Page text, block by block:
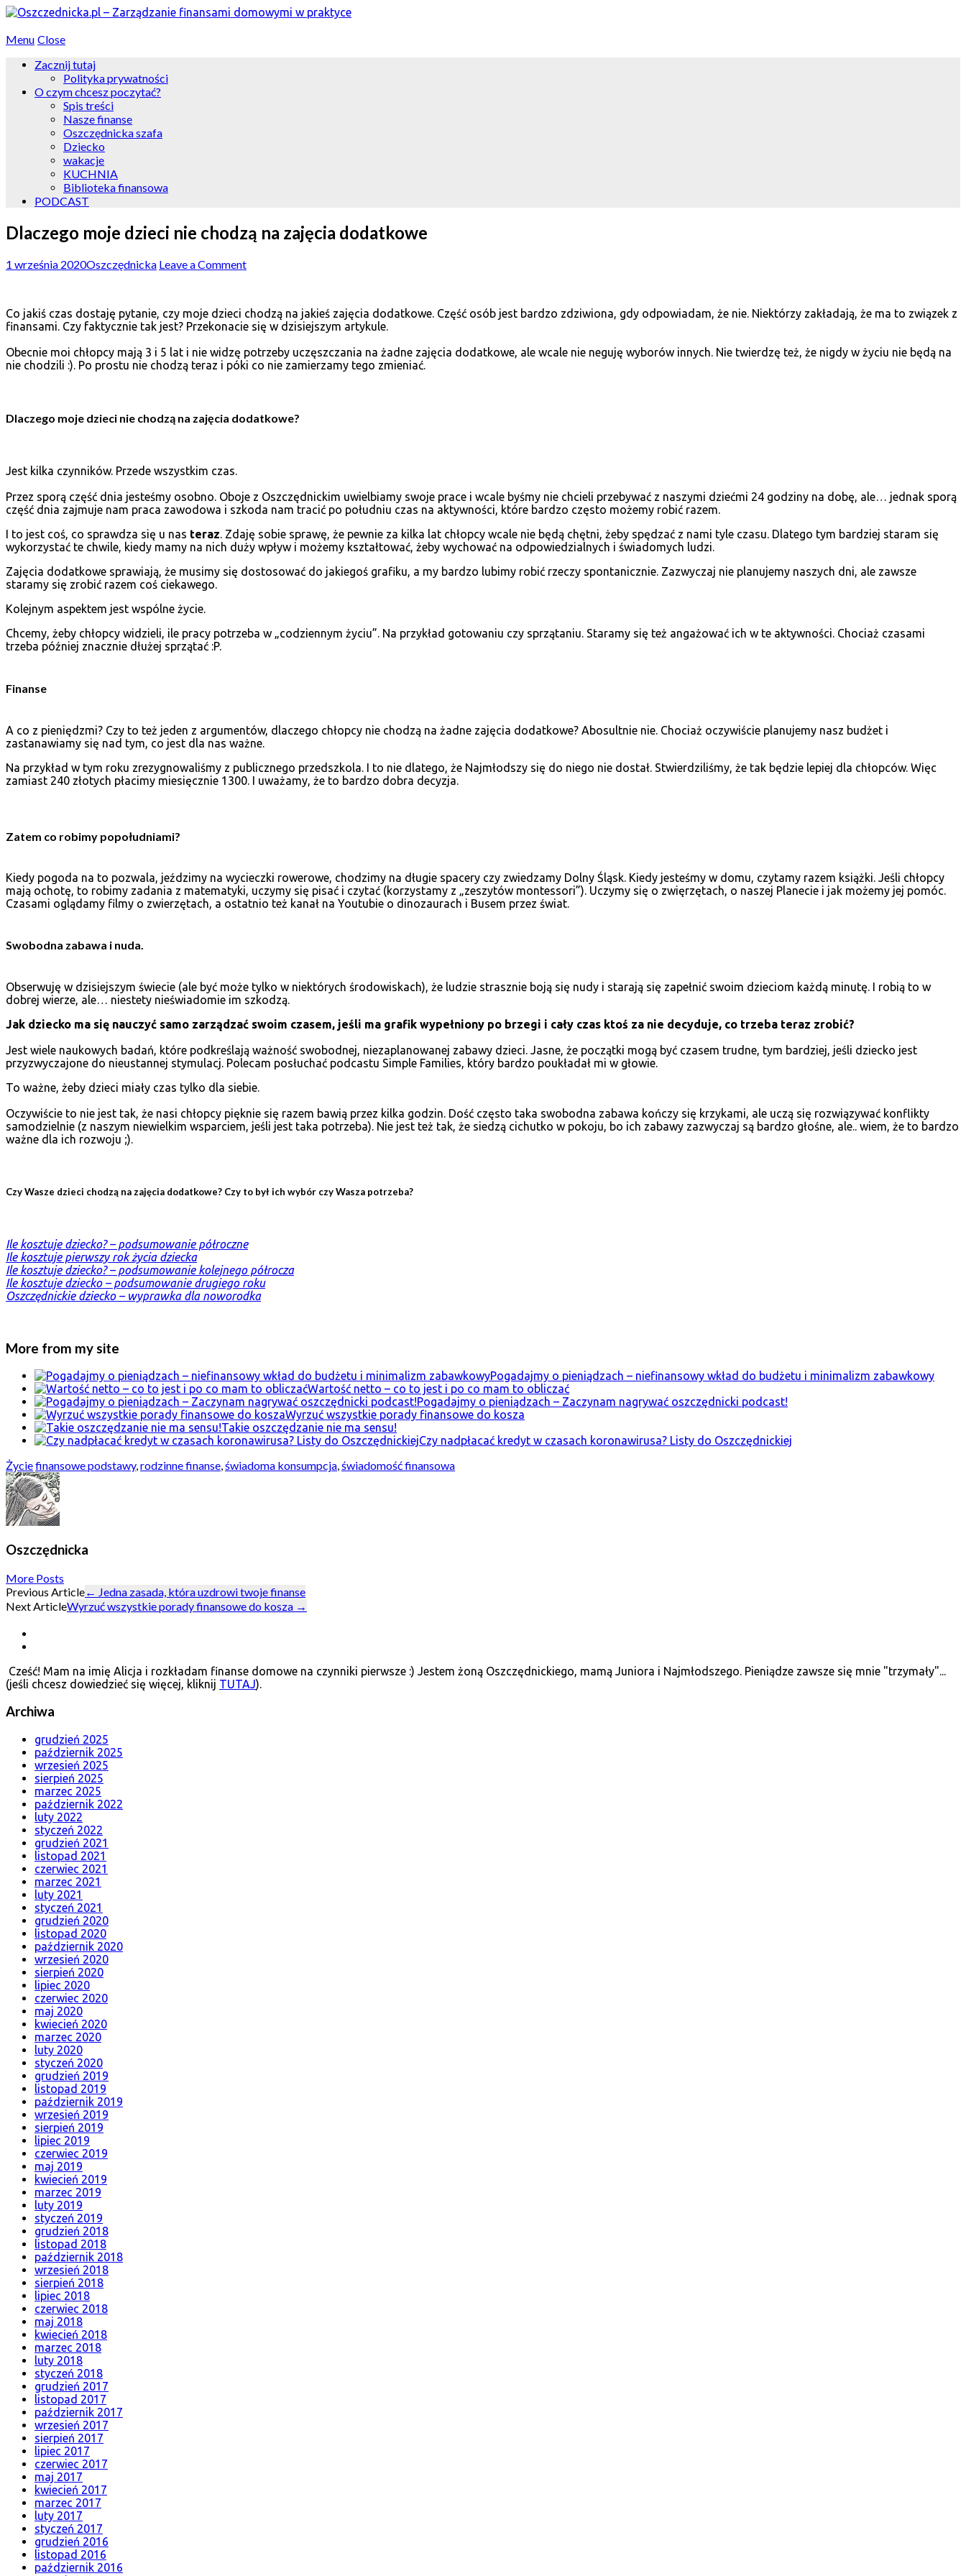
Menu Close
Zacznij tutaj
Polityka prywatności
O czym chcesz poczytać?
Spis treści
Nasze finanse
Oszczędnicka szafa
Dziecko
wakacje
KUCHNIA
Biblioteka finansowa
PODCAST
Dlaczego moje dzieci nie chodzą na zajęcia dodatkowe
1 września 2020Oszczędnicka Leave a Comment
Co jakiś czas dostaję pytanie, czy moje dzieci chodzą na jakieś zajęcia dodatkowe. Część osób jest bardzo zdziwiona, gdy odpowiadam, że nie. Niektórzy zakładają, że ma to związek z
finansami. Czy faktycznie tak jest? Przekonacie się w dzisiejszym artykule.
Obecnie moi chłopcy mają 3 i 5 lat i nie widzę potrzeby uczęszczania na żadne zajęcia dodatkowe, ale wcale nie neguję wyborów innych. Nie twierdzę też, że nigdy w życiu nie będą na
nie chodzili :). Po prostu nie chodzą teraz i póki co nie zamierzamy tego zmieniać.
Dlaczego moje dzieci nie chodzą na zajęcia dodatkowe?
Jest kilka czynników. Przede wszystkim czas.
Przez sporą część dnia jesteśmy osobno. Oboje z Oszczędnickim uwielbiamy swoje prace i wcale byśmy nie chcieli przebywać z naszymi dziećmi 24 godziny na dobę, ale… jednak sporą
część dnia zajmuje nam praca zawodowa i szkoda nam tracić po południu czas na aktywności, które bardzo często możemy robić razem.
I to jest coś, co sprawdza się u nas teraz. Zdaję sobie sprawę, że pewnie za kilka lat chłopcy wcale nie będą chętni, żeby spędzać z nami tyle czasu. Dlatego tym bardziej staram się
wykorzystać te chwile, kiedy mamy na nich duży wpływ i możemy kształtować, żeby wychować na odpowiedzialnych i świadomych ludzi.
Zajęcia dodatkowe sprawiają, że musimy się dostosować do jakiegoś grafiku, a my bardzo lubimy robić rzeczy spontanicznie. Zazwyczaj nie planujemy naszych dni, ale zawsze
staramy się zrobić razem coś ciekawego.
Kolejnym aspektem jest wspólne życie.
Chcemy, żeby chłopcy widzieli, ile pracy potrzeba w „codziennym życiu”. Na przykład gotowaniu czy sprzątaniu. Staramy się też angażować ich w te aktywności. Chociaż czasami
trzeba później znacznie dłużej sprzątać :P.
Finanse
A co z pieniędzmi? Czy to też jeden z argumentów, dlaczego chłopcy nie chodzą na żadne zajęcia dodatkowe? Abosultnie nie. Chociaż oczywiście planujemy nasz budżet i
zastanawiamy się nad tym, co jest dla nas ważne.
Na przykład w tym roku zrezygnowaliśmy z publicznego przedszkola. I to nie dlatego, że Najmłodszy się do niego nie dostał. Stwierdziliśmy, że tak będzie lepiej dla chłopców. Więc
zamiast 240 złotych płacimy miesięcznie 1300. I uważamy, że to bardzo dobra decyzja.
Zatem co robimy popołudniami?
Kiedy pogoda na to pozwala, jeździmy na wycieczki rowerowe, chodzimy na długie spacery czy zwiedzamy Dolny Śląsk. Kiedy jesteśmy w domu, czytamy razem książki. Jeśli chłopcy
mają ochotę, to robimy zadania z matematyki, uczymy się pisać i czytać (korzystamy z „zeszytów montessori”). Uczymy się o zwięrzętach, o naszej Planecie i jak możemy jej pomóc.
Czasami oglądamy filmy o zwierzętach, a ostatnio też kanał na Youtubie o dinozaurach i Busem przez świat.
Swobodna zabawa i nuda.
Obserwuję w dzisiejszym świecie (ale być może tylko w niektórych środowiskach), że ludzie strasznie boją się nudy i starają się zapełnić swoim dzieciom każdą minutę. I robią to w
dobrej wierze, ale… niestety nieświadomie im szkodzą.
Jak dziecko ma się nauczyć samo zarządzać swoim czasem, jeśli ma grafik wypełniony po brzegi i cały czas ktoś za nie decyduje, co trzeba teraz zrobić?
Jest wiele naukowych badań, które podkreślają ważność swobodnej, niezaplanowanej zabawy dzieci. Jasne, że początki mogą być czasem trudne, tym bardziej, jeśli dziecko jest
przyzwyczajone do nieustannej stymulacj. Polecam posłuchać podcastu Simple Families, który bardzo poukładał mi w głowie.
To ważne, żeby dzieci miały czas tylko dla siebie.
Oczywiście to nie jest tak, że nasi chłopcy pięknie się razem bawią przez kilka godzin. Dość często taka swobodna zabawa kończy się krzykami, ale uczą się rozwiązywać konflikty
samodzielnie (z naszym niewielkim wsparciem, jeśli jest taka potrzeba). Nie jest też tak, że siedzą cichutko w pokoju, bo ich zabawy zazwyczaj są bardzo głośne, ale.. wiem, że to bardzo
ważne dla ich rozwoju ;).
Czy Wasze dzieci chodzą na zajęcia dodatkowe? Czy to był ich wybór czy Wasza potrzeba?
Ile kosztuje dziecko? – podsumowanie półroczne
Ile kosztuje pierwszy rok życia dziecka
Ile kosztuje dziecko? – podsumowanie kolejnego półrocza
Ile kosztuje dziecko – podsumowanie drugiego roku
Oszczędnickie dziecko – wyprawka dla noworodka
More from my site
Pogadajmy o pieniądzach – niefinansowy wkład do budżetu i minimalizm zabawkowy
Wartość netto – co to jest i po co mam to obliczać
Pogadajmy o pieniądzach – Zaczynam nagrywać oszczędnicki podcast!
Wyrzuć wszystkie porady finansowe do kosza
Takie oszczędzanie nie ma sensu!
Czy nadpłacać kredyt w czasach koronawirusa? Listy do Oszczędnickiej
Życiefinansowe podstawy,rodzinne finanse,świadoma konsumpcja,świadomość finansowa
Oszczędnicka
More Posts
Post
navigation
Previous Article← Jedna zasada, która uzdrowi twoje finanse
Next ArticleWyrzuć wszystkie porady finansowe do kosza →
Cześć! Mam na imię Alicja i rozkładam finanse domowe na czynniki pierwsze :) Jestem żoną Oszczędnickiego, mamą Juniora i Najmłodszego. Pieniądze zawsze się mnie "trzymały"...
(jeśli chcesz dowiedzieć się więcej, kliknij TUTAJ).
Archiwa
grudzień 2025
październik 2025
wrzesień 2025
sierpień 2025
marzec 2025
październik 2022
luty 2022
styczeń 2022
grudzień 2021
listopad 2021
czerwiec 2021
marzec 2021
luty 2021
styczeń 2021
grudzień 2020
listopad 2020
październik 2020
wrzesień 2020
sierpień 2020
lipiec 2020
czerwiec 2020
maj 2020
kwiecień 2020
marzec 2020
luty 2020
styczeń 2020
grudzień 2019
listopad 2019
październik 2019
wrzesień 2019
sierpień 2019
lipiec 2019
czerwiec 2019
maj 2019
kwiecień 2019
marzec 2019
luty 2019
styczeń 2019
grudzień 2018
listopad 2018
październik 2018
wrzesień 2018
sierpień 2018
lipiec 2018
czerwiec 2018
maj 2018
kwiecień 2018
marzec 2018
luty 2018
styczeń 2018
grudzień 2017
listopad 2017
październik 2017
wrzesień 2017
sierpień 2017
lipiec 2017
czerwiec 2017
maj 2017
kwiecień 2017
marzec 2017
luty 2017
styczeń 2017
grudzień 2016
listopad 2016
październik 2016